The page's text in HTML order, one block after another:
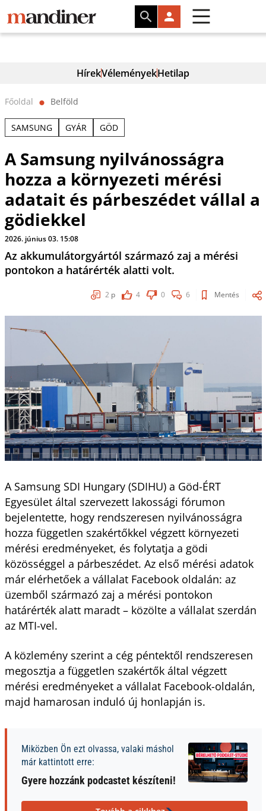
HírekVéleményekHetilap
Főoldal ⬤ Belföld
SAMSUNG GYÁR GÖD
A Samsung nyilvánosságra
hozza a környezeti mérési
adatait és párbeszédet vállal a
gödiekkel
2026. június 03. 15:08
Az akkumulátorgyártól származó zaj a mérési
pontokon a határérték alatti volt.
2 p 4 0 6 Mentés
A Samsung SDI Hungary (SDIHU) a Göd-ÉRT
Egyesület által szervezett lakossági fórumon
bejelentette, hogy rendszeresen nyilvánosságra
hozza független szakértőkkel végzett környezeti
mérési eredményeket, és folytatja a gödi
közösséggel a párbeszédet. Az első mérési adatok
már elérhetőek a vállalat Facebook oldalán: az
üzemből származó zaj a mérési pontokon
határérték alatt maradt – közölte a vállalat szerdán
az MTI-vel.
A közlemény szerint a cég péntektől rendszeresen
megosztja a független szakértők által végzett
mérési eredményeket a vállalat Facebook-oldalán,
majd hamarosan induló új honlapján is.
Miközben Ön ezt olvassa, valaki máshol
már kattintott erre:
Gyere hozzánk podcastet készíteni!